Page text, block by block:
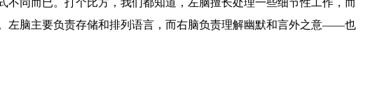
同而已。打个比方，我们都知道，左脑擅长处理一些细节性工作，而
左脑主要负责存储和排列语言，而右脑负责理解幽默和言外之意——也